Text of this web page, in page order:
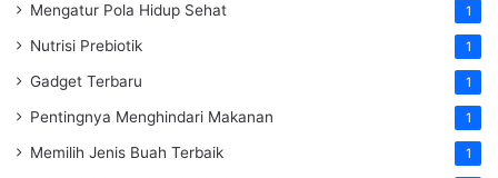
Mengatur Pola Hidup Sehat 1
Nutrisi Prebiotik 1
Gadget Terbaru 1
Pentingnya Menghindari Makanan 1
Memilih Jenis Buah Terbaik 1